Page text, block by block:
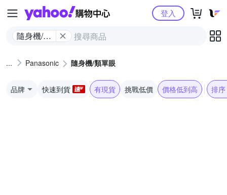
Yahoo購物中心
隨身機/類
登入
Panasonic 隨身機/類單眼
品牌 快速到貨 有現貨 挑戰低價 價格低到高 排序